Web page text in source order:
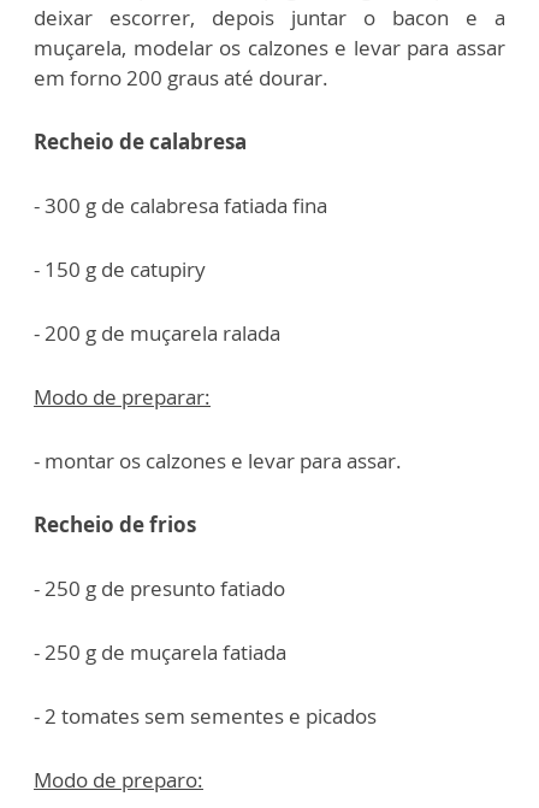
deixar escorrer, depois juntar o bacon e a
muçarela, modelar os calzones e levar para assar
em forno 200 graus até dourar.
Recheio de calabresa
- 300 g de calabresa fatiada fina
- 150 g de catupiry
- 200 g de muçarela ralada
Modo de preparar:
- montar os calzones e levar para assar.
Recheio de frios
- 250 g de presunto fatiado
- 250 g de muçarela fatiada
- 2 tomates sem sementes e picados
Modo de preparo: